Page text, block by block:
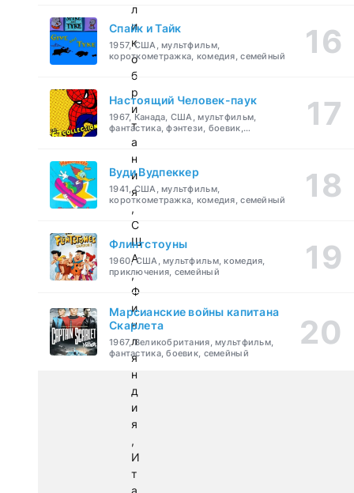
л
и
к
о
б
р
и
т
а
н
и
я
,
С
Ш
А
,
Ф
и
н
л
я
н
д
и
я
,
И
т
а
Спайк и Тайк
1957, США, мультфильм,
короткометражка, комедия, семейный
Настоящий Человек-паук
1967, Канада, США, мультфильм,
фантастика, фэнтези, боевик,
приключения, семейный
Вуди Вудпеккер
1941, США, мультфильм,
короткометражка, комедия, семейный
Флинтстоуны
1960, США, мультфильм, комедия,
приключения, семейный
Марсианские войны капитана
Скарлета
1967, Великобритания, мультфильм,
фантастика, боевик, семейный